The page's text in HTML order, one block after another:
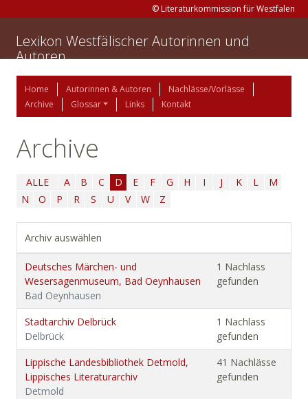
© Literaturkommission für Westfalen
Lexikon Westfälischer Autorinnen und
Autoren
Home Autorinnen & Autoren
Nachlässe/Vorlässe
Archive
Glossar Links Kontakt
Archive
ALLE A B C D E F G H I J K L
M
N
O P R S U V W Z
Archiv auswählen
Deutsches Märchen- und
Wesersagenmuseum, Bad Oeynhausen
Bad Oeynhausen
1 Nachlass
gefunden
Stadtarchiv Delbrück
Delbrück
1 Nachlass
gefunden
Lippische Landesbibliothek Detmold,
Lippisches Literaturarchiv
Detmold
41 Nachlässe
gefunden